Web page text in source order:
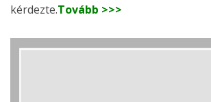
kérdezte.Tovább >>>